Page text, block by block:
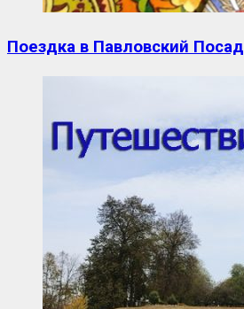
Поездка в Павловский Посад